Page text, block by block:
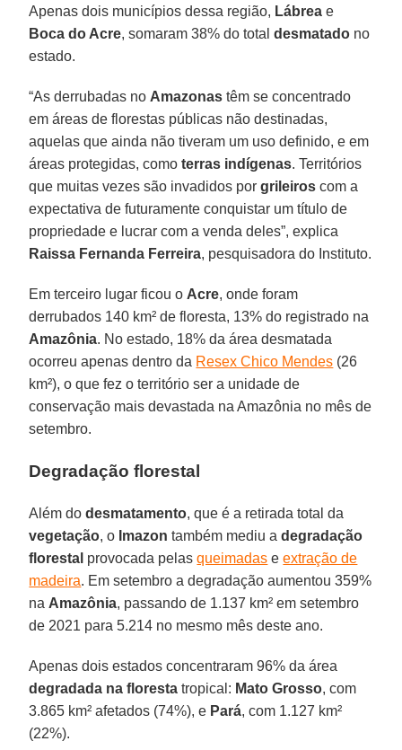
Apenas dois municípios dessa região, Lábrea e
Boca do Acre, somaram 38% do totaldesmatado no
estado.
“As derrubadas no Amazonas têm se concentrado
em áreas de florestas públicas não destinadas,
aquelas que ainda não tiveram um uso definido, e em
áreas protegidas, comoterras indígenas. Territórios
que muitas vezes são invadidos porgrileiros com a
expectativa de futuramente conquistar um título de
propriedade e lucrar com a venda deles”, explica
Raissa Fernanda Ferreira, pesquisadora do Instituto.
Em terceiro lugar ficou o Acre, onde foram
derrubados 140 km² de floresta, 13% do registrado na
Amazônia. No estado, 18% da área desmatada
ocorreu apenas dentro da Resex Chico Mendes (26
km²), o que fez o território ser a unidade de
conservação mais devastada na Amazônia no mês de
setembro.
Degradação florestal
Além dodesmatamento, que é a retirada total da
vegetação, o Imazon também mediu adegradação
florestal provocada pelasqueimadas eextração de
madeira. Em setembro a degradação aumentou 359%
na Amazônia, passando de 1.137 km² em setembro
de 2021 para 5.214 no mesmo mês deste ano.
Apenas dois estados concentraram 96% da área
degradada na floresta tropical: Mato Grosso, com
3.865 km² afetados (74%), e Pará, com 1.127 km²
(22%).